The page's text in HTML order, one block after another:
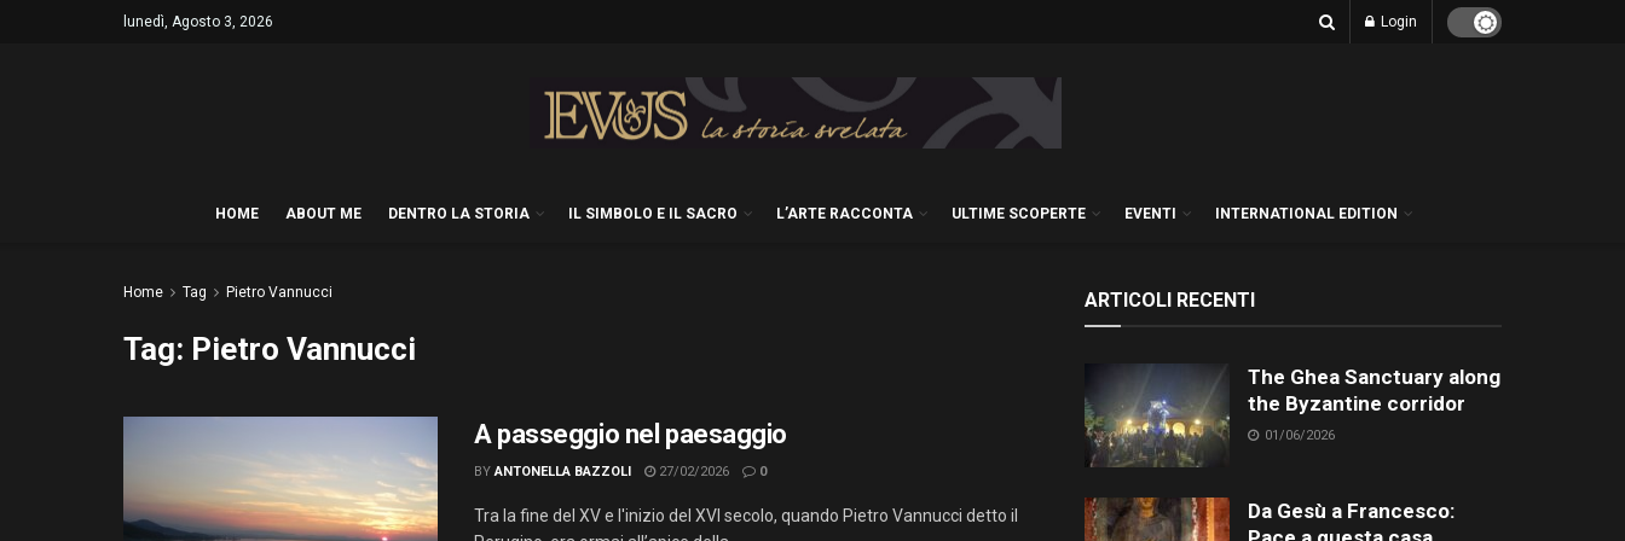
lunedì, Agosto 3, 2026 Login
HOME ABOUT ME DENTRO LA STORIA IL SIMBOLO E IL SACRO L’ARTE RACCONTA ULTIME SCOPERTE EVENTI INTERNATIONAL EDITION
Home Tag Pietro Vannucci
Tag: Pietro Vannucci
A passeggio nel paesaggio
BY ANTONELLA BAZZOLI 27/02/2026 0
Tra la fine del XV e l'inizio del XVI secolo, quando Pietro Vannucci detto il
ARTICOLI RECENTI
The Ghea Sanctuary along
the Byzantine corridor
01/06/2026
Da Gesù a Francesco: